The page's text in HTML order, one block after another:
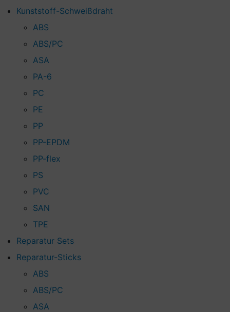
Kunststoff-Schweißdraht
ABS
ABS/PC
ASA
PA-6
PC
PE
PP
PP-EPDM
PP-flex
PS
PVC
SAN
TPE
Reparatur Sets
Reparatur-Sticks
ABS
ABS/PC
ASA